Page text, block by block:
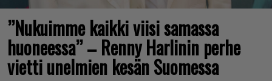
”Nukuimme kaikki viisi samassa
huoneessa” – Renny Harlinin perhe
vietti unelmien kesän Suomessa